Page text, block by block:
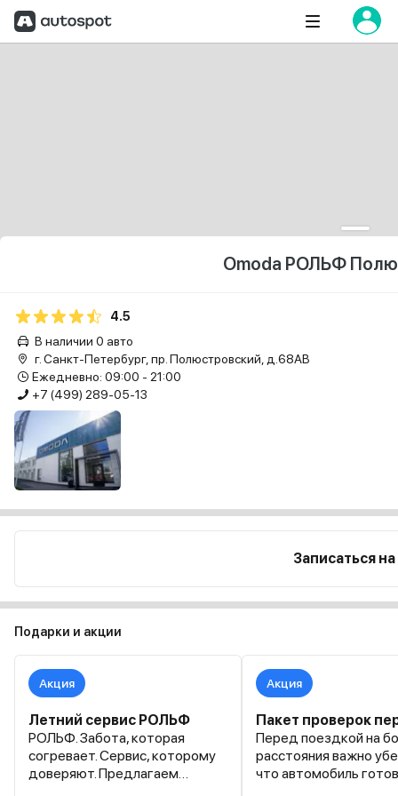
Omoda РОЛЬФ
4.5
В наличии 0 авто
г. Санкт-Петербург, пр. Полюстровский, д.68АВ
Ежедневно: 09:00 - 21:00
+7 (499) 289-05-13
Записаться
Подарки и акции
Акция
Летний сервис РОЛЬФ
РОЛЬФ. Забота, которая
согревает. Сервис, которому
доверяют. Предлагаем
Акция
Перед поездкой на
расстояния важно
что автомобиль